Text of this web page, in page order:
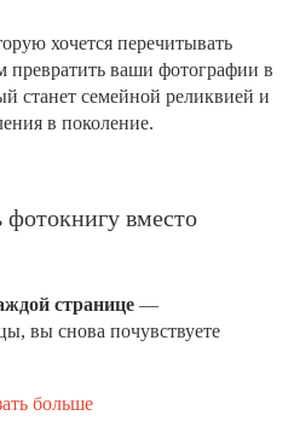
хочется перечитывать
ваши фотографии в
станет семейной реликвией и
в поколение.
вместо
странице —
вы снова почувствуете
больше